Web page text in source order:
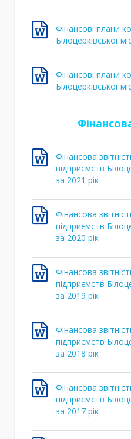
Фінансові плани
Білоцерківської
Фінансові плани
Білоцерківської
Фінансова
підприємств
за 2021 рік
Фінансова
підприємств
за 2020 рік
Фінансова
підприємств
за 2019 рік
Фінансова
підприємств
за 2018 рік
Фінансова
підприємств
за 2017 рік